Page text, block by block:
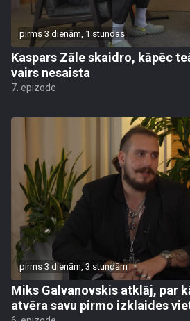
pirms 3 dienām, 1 stundas
Kaspars Zāle skaidro, kāpēc
vairs nesaista
7. epizode
pirms 3 dienām, 3 stundām
Miks Galvanovskis atklāj, par
atvēra savu pirmo izklaides